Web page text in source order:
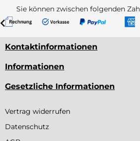
Sie können zwischen folgenden
Kontaktinformationen
Informationen
Gesetzliche Informationen
Vertrag widerrufen
Datenschutz